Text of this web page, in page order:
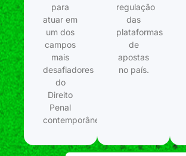
para
atuar em
um dos
campos
mais
desafiadores
do
Direito
Penal
contemporâneo.
regulação
das
plataformas
de
apostas
no país.